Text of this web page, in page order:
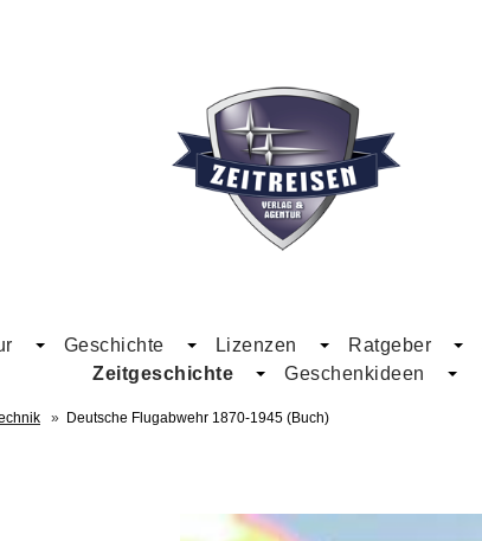
Geschichte Lizenzen Ratgeber
Zeitgeschichte
Geschenkideen
» Deutsche Flugabwehr 1870-1945 (Buch)